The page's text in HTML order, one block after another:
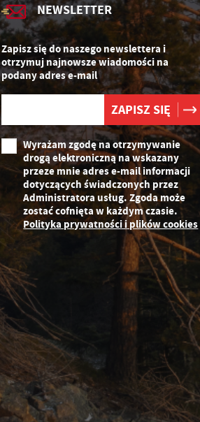
NEWSLETTER
Zapisz się do naszego newslettera i
otrzymuj najnowsze wiadomości na
podany adres e-mail
Wyrażam zgodę na otrzymywanie
drogą elektroniczną na wskazany
przeze mnie adres e-mail informacji
dotyczących świadczonych przez
Administratora usług. Zgoda może
zostać cofnięta w każdym czasie.
Polityka prywatności i plików cookies